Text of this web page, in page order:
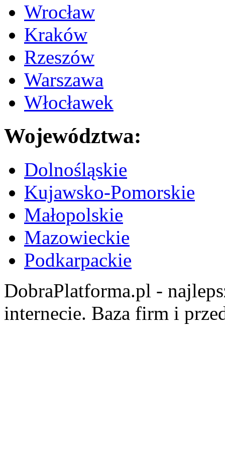
Wrocław
Kraków
Rzeszów
Warszawa
Włocławek
Województwa:
Dolnośląskie
Kujawsko-Pomorskie
Małopolskie
Mazowieckie
Podkarpackie
DobraPlatforma.pl -
internecie. Baza firm i